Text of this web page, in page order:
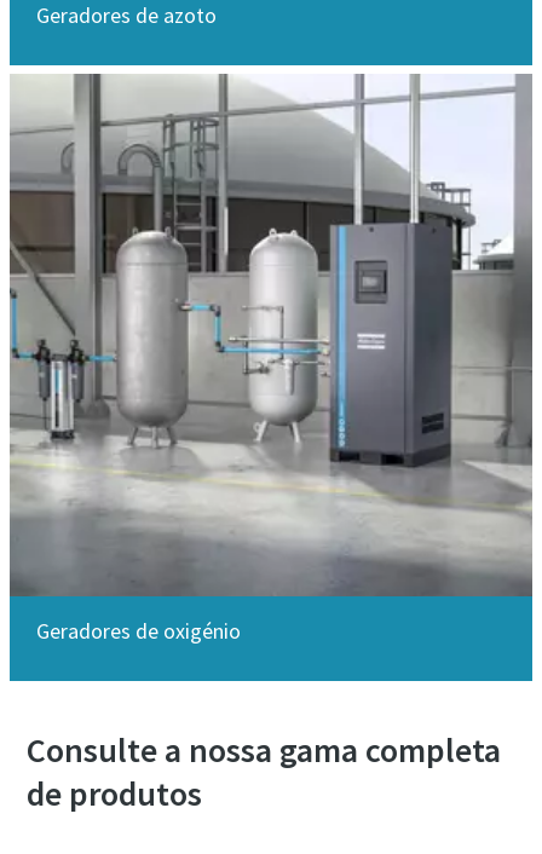
Geradores de azoto
Geradores de oxigénio
Consulte a nossa gama completa
de produtos